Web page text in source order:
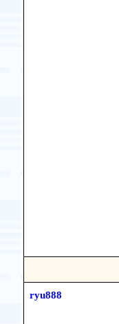
ryu888